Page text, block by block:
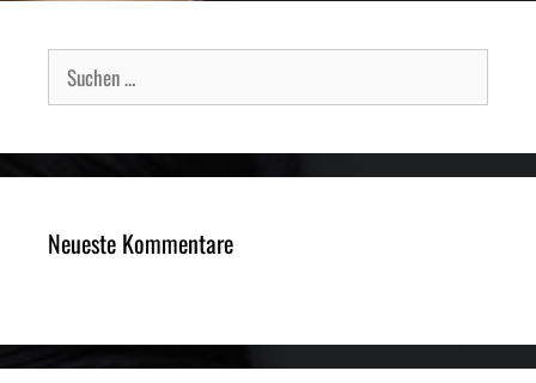
Suche
nach:
Neueste Kommentare